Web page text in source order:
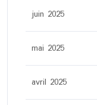
juin 2025
mai 2025
avril 2025